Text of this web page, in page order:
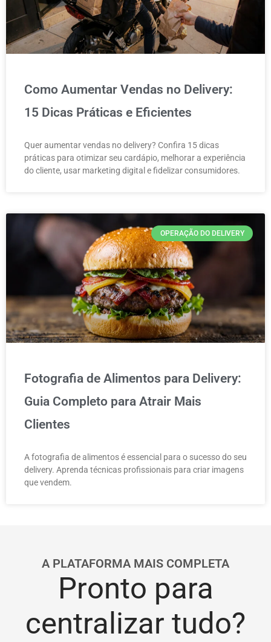
Como Aumentar Vendas no Delivery:
15 Dicas Práticas e Eficientes
Quer aumentar vendas no delivery? Confira 15 dicas
práticas para otimizar seu cardápio, melhorar a experiência
do cliente, usar marketing digital e fidelizar consumidores.
OPERAÇÃO DO DELIVERY
Fotografia de Alimentos para Delivery:
Guia Completo para Atrair Mais
Clientes
A fotografia de alimentos é essencial para o sucesso do seu
delivery. Aprenda técnicas profissionais para criar imagens
que vendem.
A PLATAFORMA MAIS COMPLETA
Pronto para
centralizar tudo?